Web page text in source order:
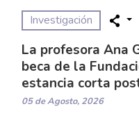
Investigación
La profesora Ana
beca de la
estancia corta
05 de Agosto, 2026